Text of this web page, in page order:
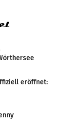
eröffnet: